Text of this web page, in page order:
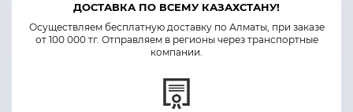
ДОСТАВКА ПО ВСЕМУ КАЗАХСТАНУ!
Осуществляем бесплатную доставку по Алматы, при заказе
от 100 000 тг. Отправляем в регионы через транспортные
компании.